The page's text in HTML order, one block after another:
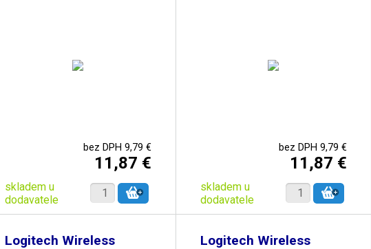
bez DPH 9,79 €
11,87 €
skladem u
dodavatele
bez DPH 9,79 €
11,87 €
skladem u
dodavatele
Logitech Wireless
Logitech Wireless